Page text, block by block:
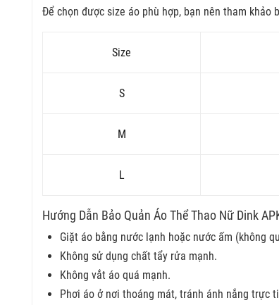
Để chọn được size áo phù hợp, bạn nên tham khảo
Size
S
M
L
Hướng Dẫn Bảo Quản Áo Thể Thao Nữ Dink
Giặt áo bằng nước lạnh hoặc nước ấm (không
Không sử dụng chất tẩy rửa mạnh.
Không vắt áo quá mạnh.
Phơi áo ở nơi thoáng mát, tránh ánh nắng trực